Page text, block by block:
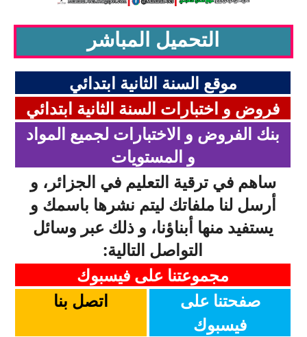
بحوث الرياضيات
بحوث التاريخ و الجغرافيا
بحوث الفيزياء و الكيمياء
بحوث العلوم الطبيعية
بحوث اللغة الفرنسية
بحوث اللغة الانجليزية
بحوث في مجالات اخرى
التحميل المباشر
موقع السنة الثانية ابتدائي
فروض و اختبارات السنة الثانية ابتدائي
بنك الفروض و الاختبارات لجميع المواد
و المستويات
ساهم في ترقية التعليم في الجزائر، و
أرسل لنا ملفاتك ليتم نشرها باسمك و
يستفيد منها أبناؤنا، و ذلك عبر وسائل
التواصل التالية:
مجموعتنا على فيسبوك
صفحتنا على
فيسبوك
اتصل بنا